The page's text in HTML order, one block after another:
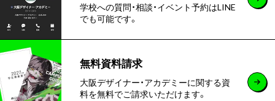
学校への質問・相談・イベント予約はLINE
でも可能です。
無料資料請求
大阪デザイナー・アカデミーに関する資
料を無料でご請求いただけます。